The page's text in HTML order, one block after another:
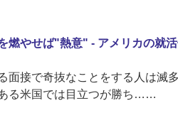
燃やせば"熱意" - アメリカの就
面接で奇抜なことをする人は滅
る米国では目立つが勝ち……